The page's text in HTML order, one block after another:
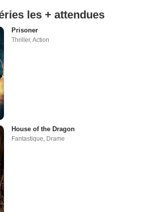
les + attendues
Prisoner
Thriller,Action
House of the Dragon
Fantastique, Drame